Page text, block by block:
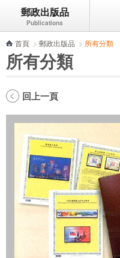
跳到主要內容區塊
郵政出版品
首頁 > 郵政出版品 > 所有分類
所有分類
回上一頁